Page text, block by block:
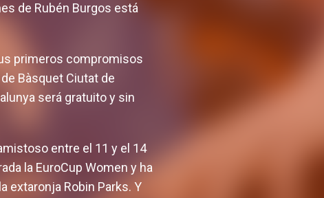
de Rubén Burgos está
primeros compromisos
Bàsquet Ciutat de
será gratuito y sin
entre el 11 y el 14
la EuroCup Women y ha
extaronja Robin Parks. Y